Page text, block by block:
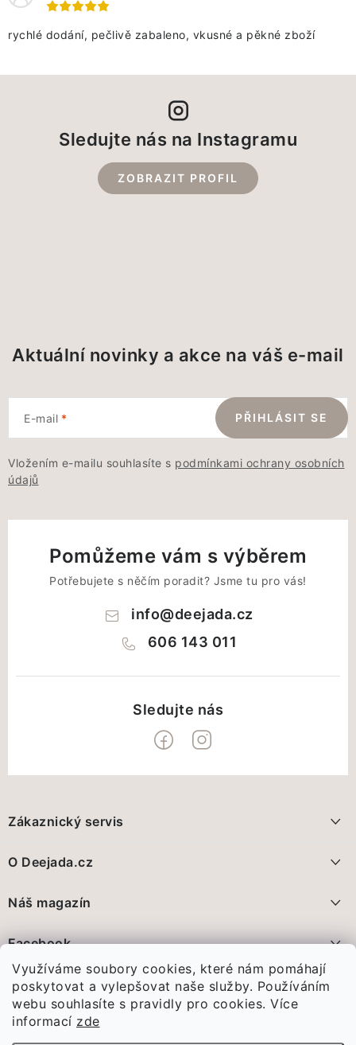
Využíváme soubory cookies, které nám pomáhají
poskytovat a vylepšovat naše služby. Používáním
webu souhlasíte s pravidly pro cookies. Více
informací zde
rychlé dodání, pečlivě zabaleno, vkusné a pěkné zboží
Sledujte nás na Instagramu
ZOBRAZIT PROFIL
Aktuální novinky a akce na váš e-mail
E-mail
Vložením e-mailu souhlasíte s podmínkami ochrany osobních
údajů
PŘIHLÁSIT SE
Pomůžeme vám s výběrem
Potřebujete s něčím poradit? Jsme tu pro vás!
info@deejada.cz
606 143 011
p
a
Zákaznický servis
Vrácení zboží a reklamace
Obchodní podmínky
Ochrana Osobních údajů GDPR
Spojte se s námi
O Deejada.cz
Poznejte nás
Náš magazín
Před pár dny jsme vám oznámili...
Vánoce, které nám změnily celý život
Facebook